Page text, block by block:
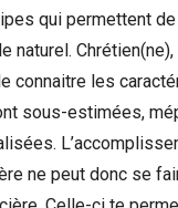
qui permettent
naturel.
connaitre les
sous-estimées,
ne peut donc se